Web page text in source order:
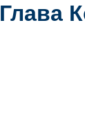
Глава